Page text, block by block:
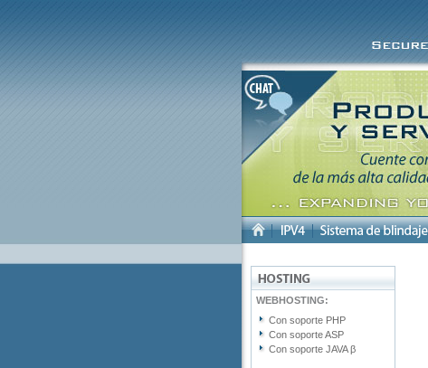
WEBHOSTING:
Con soporte PHP
Con soporte ASP
Con soporte JAVA β